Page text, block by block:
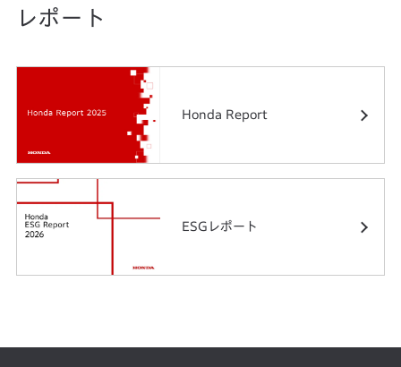
レポート
Honda Report
ESGレポート